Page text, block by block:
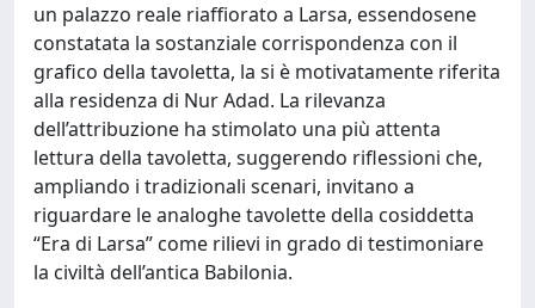
un palazzo reale riaffiorato a Larsa, essendosene
constatata la sostanziale corrispondenza con il
grafico della tavoletta, la si è motivatamente riferita
alla residenza di Nur Adad. La rilevanza
dell’attribuzione ha stimolato una più attenta
lettura della tavoletta, suggerendo riflessioni che,
ampliando i tradizionali scenari, invitano a
riguardare le analoghe tavolette della cosiddetta
“Era di Larsa” come rilievi in grado di testimoniare
la civiltà dell’antica Babilonia.